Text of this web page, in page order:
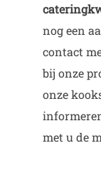
nog een
contact
bij onze
onze
met u de